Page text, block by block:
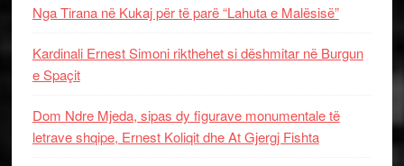
Nga Tirana në Kukaj për të parë “Lahuta e Malësisë”
Kardinali Ernest Simoni rikthehet si dëshmitar në Burgun
e Spaçit
Dom Ndre Mjeda, sipas dy figurave monumentale të
letrave shqipe, Ernest Koliqit dhe At Gjergj Fishta